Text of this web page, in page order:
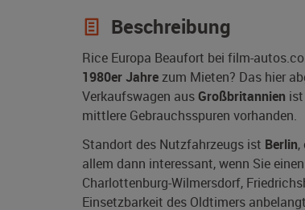
Beschreibung
Rice Europa Beaufort bei film-
1980er Jahrezum Mieten? Das hier
Verkaufswagen aus Großbritannien
mittlere Gebrauchsspuren vorhanden.
Standort des Nutzfahrzeugs ist Berlin,
allem dann interessant, wenn Sie
Charlottenburg-Wilmersdorf,
Einsetzbarkeit des Oldtimers